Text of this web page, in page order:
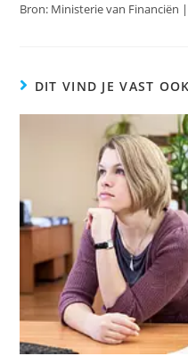
Bron: Ministerie van Financiën
DIT VIND JE VAST